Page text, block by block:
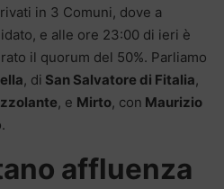
in 3 Comuni, dove a
e alle ore 23:00 di ieri è
il quorum del 50%. Parliamo
, di San Salvatore di Fitalia,
, e Mirto, con Maurizio
affluenza